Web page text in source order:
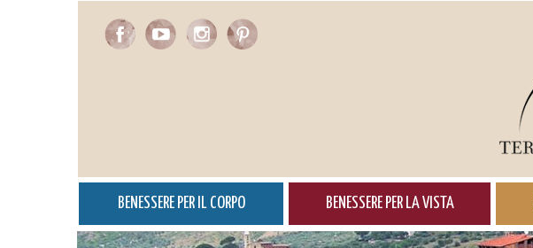
BENESSERE PER IL CORPO BENESSERE PER LA VISTA